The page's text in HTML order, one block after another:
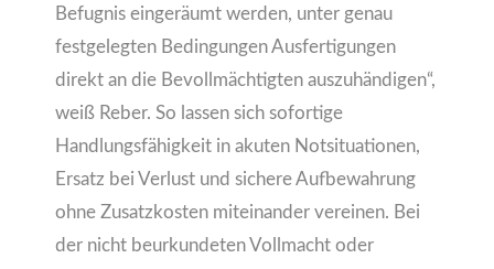
Befugnis eingeräumt werden, unter genau
festgelegten Bedingungen Ausfertigungen
direkt an die Bevollmächtigten auszuhändigen“,
weiß Reber. So lassen sich sofortige
Handlungsfähigkeit in akuten Notsituationen,
Ersatz bei Verlust und sichere Aufbewahrung
ohne Zusatzkosten miteinander vereinen. Bei
der nicht beurkundeten Vollmacht oder